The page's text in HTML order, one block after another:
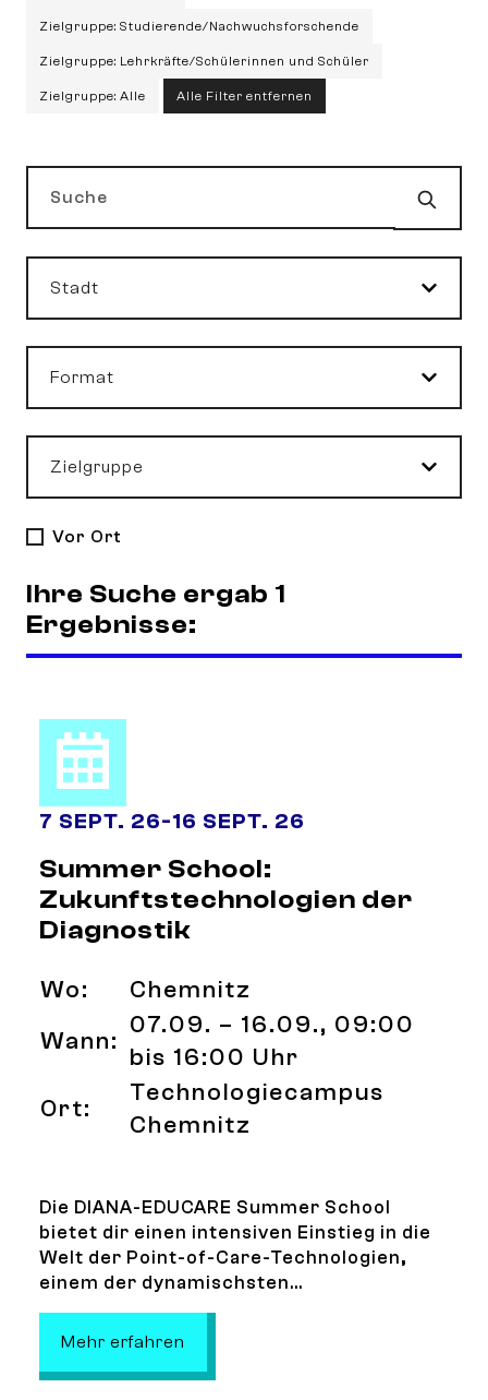
Zielgruppe: Studierende/Nachwuchsforschende
Zielgruppe: Lehrkräfte/Schülerinnen und Schüler
Zielgruppe: Alle Alle Filter entfernen
Suche
Stadt
Format
Zielgruppe
Vor Ort
Ihre Suche ergab 1
Ergebnisse:
7 SEPT. 26-16 SEPT. 26
Summer School:
Zukunftstechnologien der
Diagnostik
Wo:
Chemnitz
Wann:
07.09. – 16.09., 09:00
bis 16:00 Uhr
Ort:
Technologiecampus
Chemnitz
Die DIANA-EDUCARE Summer School
bietet dir einen intensiven Einstieg in die
Welt der Point-of-Care-Technologien,
einem der dynamischsten...
Mehr erfahren